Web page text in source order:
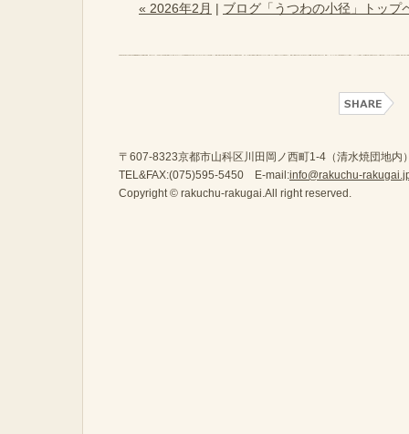
« 2026年2月 | ブログ「うつわの小径」トップ
〒607-8323京都市山科区川田岡ノ西町1-4（清水焼団地内
TEL&FAX:(075)595-5450 E-mail:info@rakuchu-
Copyright © rakuchu-rakugai.All right reserved.